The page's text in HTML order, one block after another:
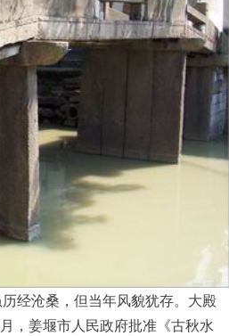
经沧桑，但当年风貌犹存。大殿
，姜堰市人民政府批准《古秋水